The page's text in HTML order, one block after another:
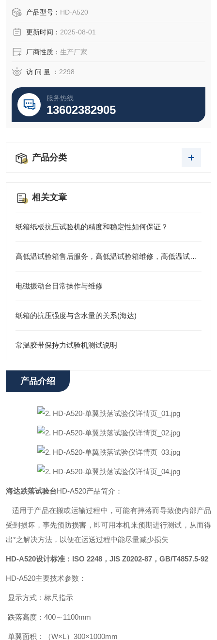
产品型号： HD-A520
更新时间： 2025-08-01
厂商性质： 生产厂家
访 问 量 ： 2298
服务热线
13602382905
产品分类
相关文章
纸箱纸板抗压试验机的精度和稳定性如何保证？
高低温试验箱售后服务，高低温试验箱维修，高低温试验箱
电磁振动台日常操作与维修
纸箱的抗压强度与含水量的关系(海达)
常温胶带保持力试验机测试说明
产品介绍
海达跌落试验台HD-A520产品简介：
适用于产品在搬或运输过程中，可能有摔落而导致使内部产品
受到损坏，事先预防损害，即可用本机来预期进行测试，从而得
出*之解决方法，以便在运送过程中能尽量减少损失
HD-A520设计标准：ISO 2248，JIS Z0202-87，GB/T4857.5-92
HD-A520主要技术参数：
显示方式：标尺指示
跌落高度：400～1100mm
单翼面积：（W×L）300×1000mm